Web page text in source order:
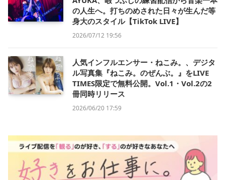
の人生へ。打ちのめされた日々が生んだ等
身大のスタイル【TikTok LIVE】
2026/07/12 19:56
人気インフルエンサー・ねこみ。、デジタ
ル写真集『ねこみ。のぜんぶ。』をLIVE
TIMES限定で無料公開。Vol.1・Vol.2の2
冊同時リリース
2026/06/20 17:59